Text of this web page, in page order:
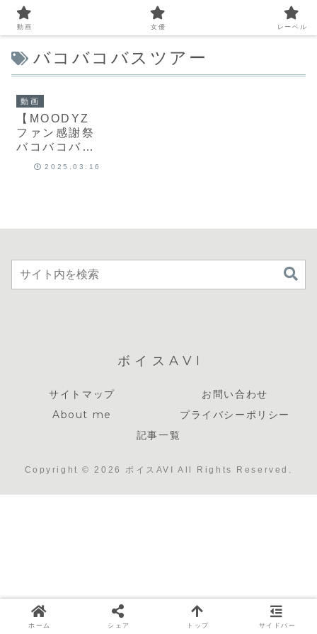
バコバコバスツアー
動画
【MOODYZ
ファン感謝祭
バコバコバス
ツアー2025】
REAL
2025.03.16
ボイスAVI
サイトマップ
お問い合わせ
About me
プライバシーポリシー
記事一覧
Copyright © 2026 ボイスAVI All Rights Reserved.
動画 女優 レーベル
ホーム シェア トップ サイドバー